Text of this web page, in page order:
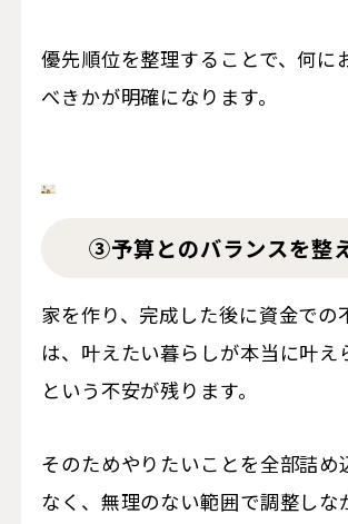
優先順位を整理することで、何に
べきかが明確になります。
③予算とのバランスを整
家を作り、完成した後に資金での
は、叶えたい暮らしが本当に叶え
という不安が残ります。
そのためやりたいことを全部詰め
なく、無理のない範囲で調整しな